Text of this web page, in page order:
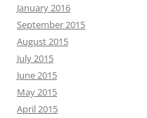
January 2016
September 2015
August 2015
July 2015
June 2015
May 2015
April 2015